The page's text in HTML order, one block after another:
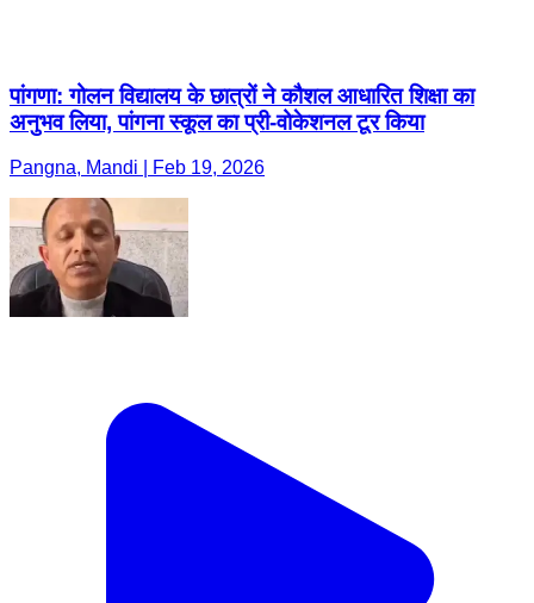
पांगणा: गोलन विद्यालय के छात्रों ने कौशल आधारित शिक्षा का
अनुभव लिया, पांगना स्कूल का प्री-वोकेशनल टूर किया
Pangna, Mandi | Feb 19, 2026